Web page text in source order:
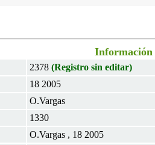
Información
2378 (Registro sin editar)
18 2005
O.Vargas
1330
O.Vargas , 18 2005